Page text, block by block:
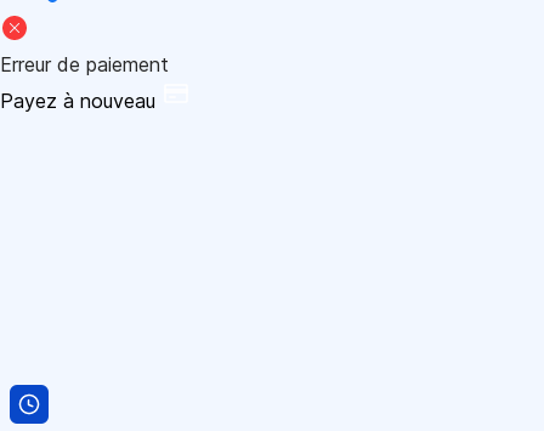
Erreur de paiement
Payez à nouveau